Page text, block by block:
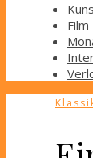
Film